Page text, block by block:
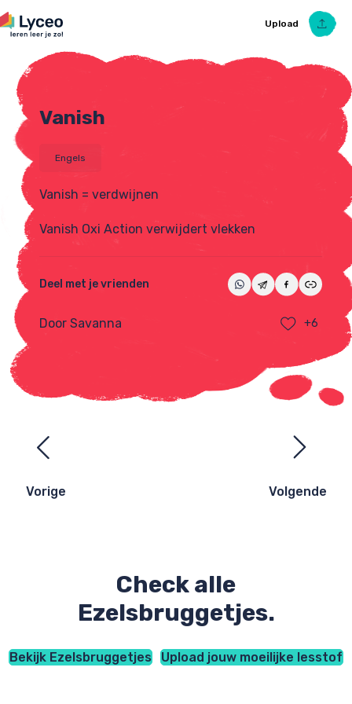
Upload
Vanish
Engels
Vanish = verdwijnen
Vanish Oxi Action verwijdert vlekken
Deel met je vrienden
Door Savanna +6
Ezelsbruggetjes
navigatie
Vorige Volgende
Check alle
Ezelsbruggetjes.
Bekijk Ezelsbruggetjes Upload jouw moeilijke lesstof